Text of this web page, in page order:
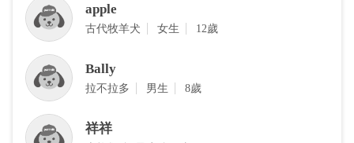
apple
古代牧羊犬 女生 12歲
Bally
拉不拉多 男生 8歲
祥祥